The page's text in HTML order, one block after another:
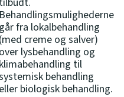
Behandlingsmulighederne
går fra lokalbehandling
(med creme og salver)
over lysbehandling og
klimabehandling til
behandling
eller biologisk behandling.